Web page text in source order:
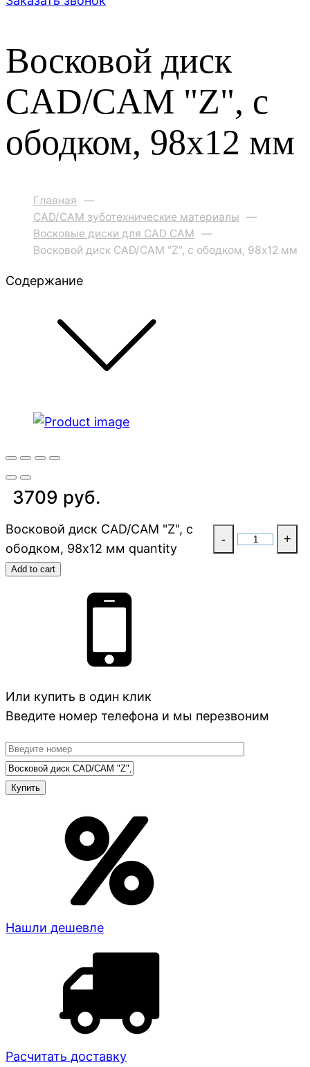
Восковой диск
CAD/CAM "Z", с
ободком, 98х12 мм
Главная —
CAD/CAM зуботехнические материалы —
Восковые диски для CAD CAM —
Восковой диск CAD/CAM "Z", с ободком, 98х12 мм
Содержание
3709 руб.
Восковой диск CAD/CAM "Z", с
ободком, 98х12 мм quantity
- +
Add to cart
Или купить в один клик
Введите номер телефона и мы перезвоним
Нашли дешевле
Расчитать доставку